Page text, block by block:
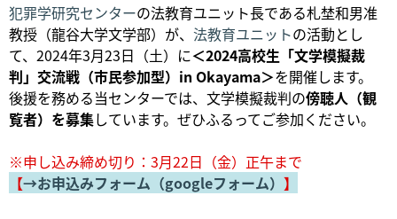
犯罪学研究センターの法教育ユニット長である札埜和男准
教授（龍谷大学文学部）が、 法教育ユニットの活動とし
て、2024年3月23日（土）に＜2024高校生「文学模擬裁
判」交流戦（市民参加型）in Okayama＞を開催します。
後援を務める当センターでは、文学模擬裁判の傍聴人（観
覧者）を募集しています。ぜひふるってご参加ください。
※申し込み締め切り：3月22日（金）正午まで
【→お申込みフォーム（googleフォーム） 】